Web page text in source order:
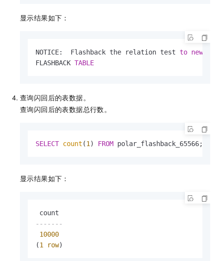
显示结果如下：
NOTICE:  Flashback the relation test to new
FLASHBACK TABLE
查询闪回后的表数据。
查询闪回后的表数据总行数。
SELECT count (1) FROM polar_flashback_65566;
显示结果如下：
-------
10000
(1 row)